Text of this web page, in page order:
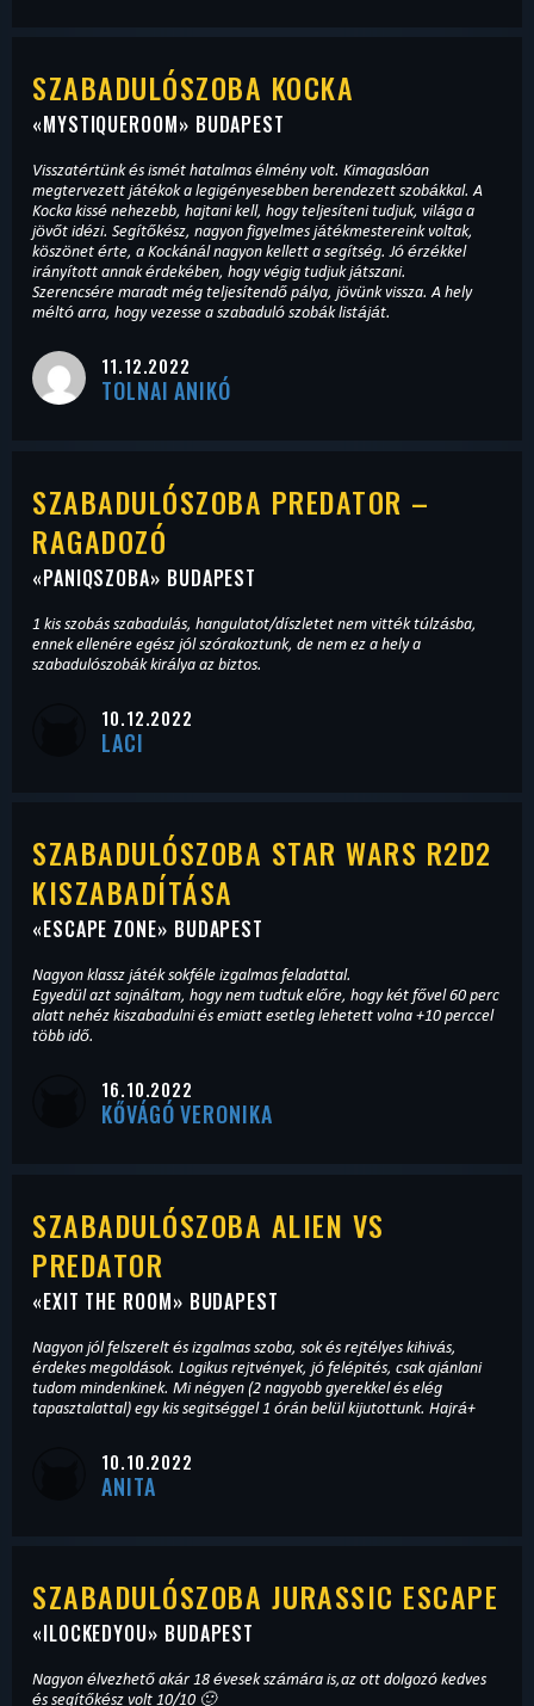
SZABADULÓSZOBA KOCKA
«MYSTIQUEROOM» BUDAPEST
Visszatértünk és ismét hatalmas élmény volt. Kimagaslóan
megtervezett játékok a legigényesebben berendezett szobákkal. A
Kocka kissé nehezebb, hajtani kell, hogy teljesíteni tudjuk, világa a
jövőt idézi. Segítőkész, nagyon figyelmes játékmestereink voltak,
köszönet érte, a Kockánál nagyon kellett a segítség. Jó érzékkel
irányított annak érdekében, hogy végig tudjuk játszani.
Szerencsére maradt még teljesítendő pálya, jövünk vissza. A hely
méltó arra, hogy vezesse a szabaduló szobák listáját.
11.12.2022
TOLNAI ANIKÓ
SZABADULÓSZOBA PREDATOR –
RAGADOZÓ
«PANIQSZOBA» BUDAPEST
1 kis szobás szabadulás, hangulatot/díszletet nem vitték túlzásba,
ennek ellenére egész jól szórakoztunk, de nem ez a hely a
szabadulószobák királya az biztos.
10.12.2022
LACI
SZABADULÓSZOBA STAR WARS R2D2
KISZABADÍTÁSA
«ESCAPE ZONE» BUDAPEST
Nagyon klassz játék sokféle izgalmas feladattal.
Egyedül azt sajnáltam, hogy nem tudtuk előre, hogy két fővel 60 perc
alatt nehéz kiszabadulni és emiatt esetleg lehetett volna +10 perccel
több idő.
16.10.2022
KŐVÁGÓ VERONIKA
SZABADULÓSZOBA ALIEN VS
PREDATOR
«EXIT THE ROOM» BUDAPEST
Nagyon jól felszerelt és izgalmas szoba, sok és rejtélyes kihivás,
érdekes megoldások. Logikus rejtvények, jó felépités, csak ajánlani
tudom mindenkinek. Mi négyen (2 nagyobb gyerekkel és elég
tapasztalattal) egy kis segitséggel 1 órán belül kijutottunk. Hajrá+
10.10.2022
ANITA
SZABADULÓSZOBA JURASSIC ESCAPE
«ILOCKEDYOU» BUDAPEST
Nagyon élvezhető akár 18 évesek számára is,az ott dolgozó kedves
és segítőkész volt 10/10 🙂